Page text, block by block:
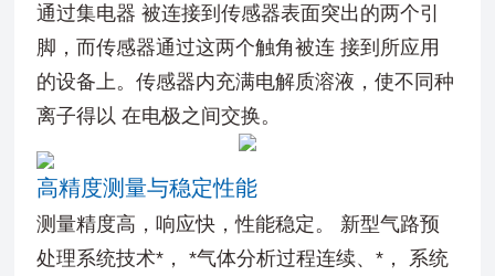
通过集电器 被连接到传感器表面突出的两个引
脚，而传感器通过这两个触角被连 接到所应用
的设备上。传感器内充满电解质溶液，使不同种
离子得以 在电极之间交换。
高精度测量与稳定性能
测量精度高，响应快，性能稳定。 新型气路预
处理系统技术*， *气体分析过程连续、*， 系统